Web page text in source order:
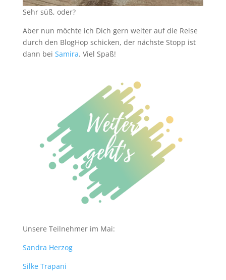
Sehr süß, oder?
Aber nun möchte ich Dich gern weiter auf die Reise
durch den BlogHop schicken, der nächste Stopp ist
dann bei Samira. Viel Spaß!
Unsere Teilnehmer im Mai:
Sandra Herzog
Silke Trapani